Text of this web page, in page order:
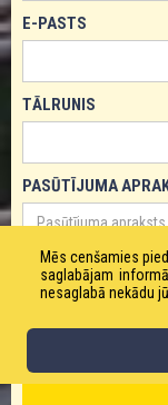
E-PASTS
TĀLRUNIS
PASŪTĪJUMA
Mēs cenšamies
saglabājam
nesaglabā nekādu